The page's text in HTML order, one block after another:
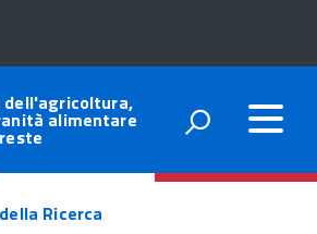
dell'agricoltura,
alimentare
Ricerca